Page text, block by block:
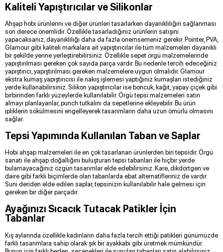
Kaliteli Yapıştırıcılar ve Silikonlar
Ahşap hobi ürünlerini ve diğer ürünleri tasarlarken dayanıklılığın sağlanması
son derece önemlidir. Özellikle tasarladığınız ürünlerin satışını
yapacaksanız, dayanıklılığı daha da fazla önemsemeniz gerekir. Pointer, PVA,
Glamour gibi kaliteli markalara ait yapıştırıcılar ile tüm malzemeleri dayanıklı
bir şekilde yerine yerleştirebilirsiniz. Özellikle sepet örgü malzemelerinde
yapıştırılması gereken çok sayıda parça vardır. Bu nedenle tercih edeceğiniz
yapıştırıcı, yapıştırılması gereken malzemelere uygun olmalıdır. Glamour
ekstra kumaş yapıştırıcısı ile nakış işlemesi yaptığınız kumaşları istediğiniz
yerde kullanabilirsiniz. Silikon yapıştırıcılar ise boncuk, kağıt, yapay çiçek gibi
birbirinden farklı yüzeylerde kullanılabilir. Örgü tepsi malzemeleri satın
almayı planlayanlar, punch tutkalını da sepetlerine ekleyebilir. Bu ürün
ipliklerin sökülmesini engelleyerek tasarımların daha uzun ömürlü olmasını
sağlar.
Tepsi Yapımında Kullanılan Taban ve Saplar
Hobi ahşap malzemeleri ile en çok tasarlanan ürünlerden biri tepsidir. Örgü
sanatı ile ahşap doğallığını buluşturan tepsi tabanları ile hiçbir yerde
bulamayacağınız özgün tasarımlar elde edebilirsiniz. Kare, dikdörtgen ve
daire gibi farklı biçimlerde olan tabanlarda ebat alternatifleriniz de vardır.
Suni deriden elde edilen saplar, tepsinizin kullanılabilir hale gelmesi için
gereken bir diğer parçadır.
Ayağınızı Sıcacık Tutacak Patikler İçin
Tabanlar
Kış aylarında özellikle kadınların daha fazla tercih ettiği patikleri günümüzde
farklı tasarımlara sahip olarak şık bir ayakkabı gibi üretmek mümkündür.